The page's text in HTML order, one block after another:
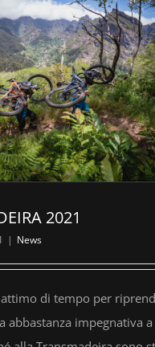
2021
| News
di tempo per
abbastanza impegnativa a